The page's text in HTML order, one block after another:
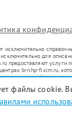
исключительно
для
предоставляют услуги
brn.hp-fixim.ru,
или их
уже введенных в
не преследует цели
для
не является
файлы cookie.